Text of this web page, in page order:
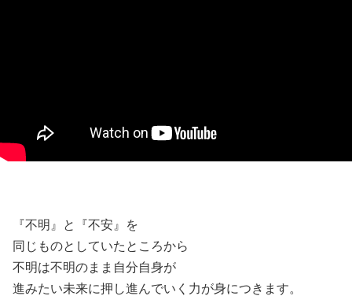
『不明』と『不安』を
同じものとしていたところから
不明は不明のまま自分自身が
進みたい未来に押し進んでいく力が身につきます。